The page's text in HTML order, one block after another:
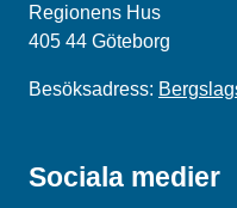
Regionens Hus
405 44 Göteborg
Besöksadress:
Sociala medier